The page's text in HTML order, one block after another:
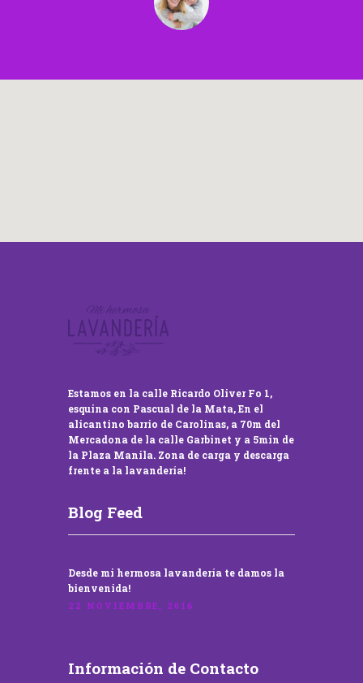
Estamos en la calle Ricardo Oliver Fo 1,
esquina con Pascual de la Mata, En el
alicantino barrio de Carolinas, a 70m del
Mercadona de la calle Garbinet y a 5min de
la Plaza Manila. Zona de carga y descarga
frente a la lavandería!
Blog Feed
Desde mi hermosa lavandería te damos la
bienvenida!
22 NOVIEMBRE, 2016
Información de Contacto